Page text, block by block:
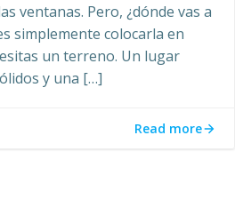
ventanas. Pero, ¿dónde vas a
simplemente colocarla en
un terreno. Un lugar
y una […]
Read more